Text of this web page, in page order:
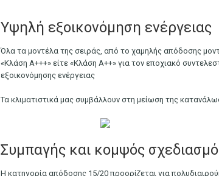
Υψηλή εξοικονόμηση ενέργειας
Όλα τα μοντέλα της σειράς, από το χαμηλής απόδοσης
«Κλάση Α+++» είτε «Κλάση Α++» για τον εποχιακό
εξοικονόμησης ενέργειας
Τα κλιματιστικά μας συμβάλλουν στη μείωση της
Συμπαγής και κομψός
Η κατηγορία απόδοσης 15/20 προορίζεται για